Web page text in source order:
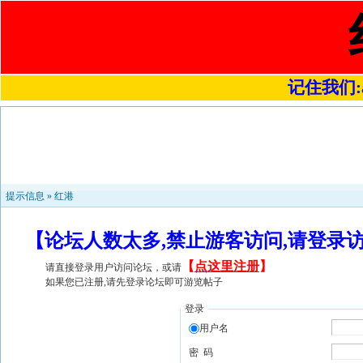
记住我们
提示信息 » 红港
【论坛人数太多,禁止游客访问,请登
请直接登录用户访问论坛，或请 【 点这里注册】
如果您已注册,请先登录论坛即可游览帖子
登录
用户名
密 码